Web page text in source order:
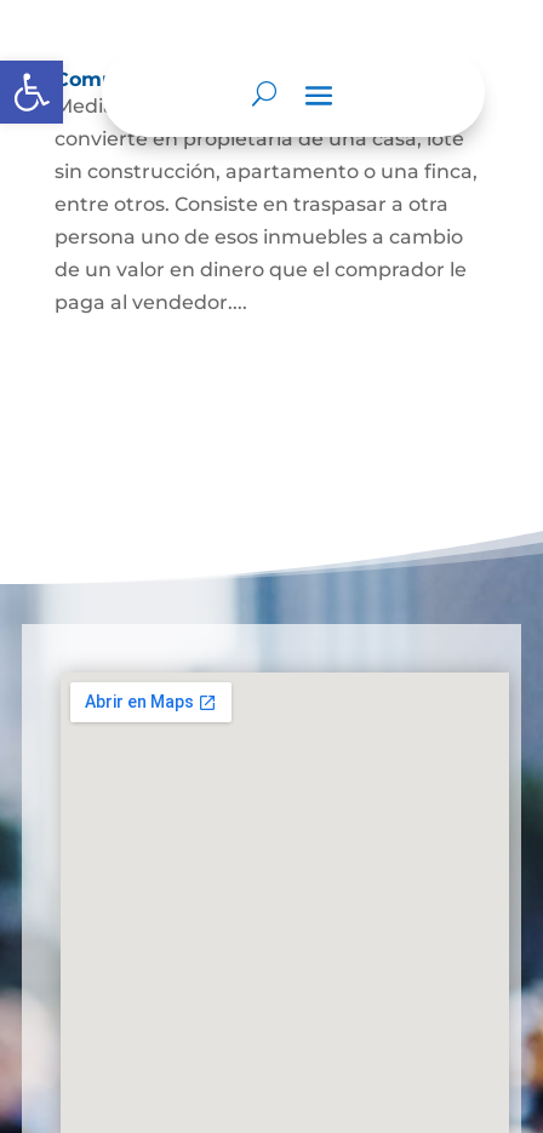
Abrir barra de herramientas
Compraventa de inmuebles
Mediante este contrato, una persona se
convierte en propietaria de una casa, lote
sin construcción, apartamento o una finca,
entre otros. Consiste en traspasar a otra
persona uno de esos inmuebles a cambio
de un valor en dinero que el comprador le
paga al vendedor....